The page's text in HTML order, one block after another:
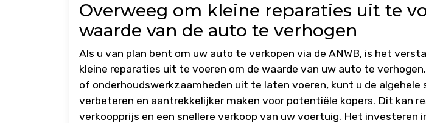
Overweeg om kleine reparaties uit te
waarde van de auto te verhogen
Als u van plan bent om uw auto te verkopen via de ANWB, is het
kleine reparaties uit te voeren om de waarde van uw auto te
of onderhoudswerkzaamheden uit te laten voeren, kunt u de
verbeteren en aantrekkelijker maken voor potentiële kopers. Dit kan
verkoopprijs en een snellere verkoop van uw voertuig. Het investeren